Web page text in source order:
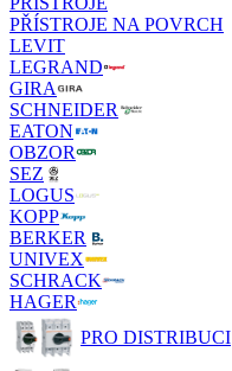
PŘÍSTROJE NA POVRCH
LEVIT
LEGRAND
GIRA
SCHNEIDER
EATON
OBZOR
SEZ
LOGUS
KOPP
BERKER
UNIVEX
SCHRACK
HAGER
PRO DISTRIBUCI